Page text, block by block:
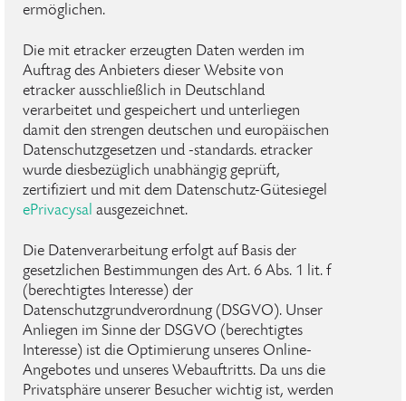
ermöglichen.
Die mit etracker erzeugten Daten werden im
Auftrag des Anbieters dieser Website von
etracker ausschließlich in Deutschland
verarbeitet und gespeichert und unterliegen
damit den strengen deutschen und europäischen
Datenschutzgesetzen und -standards. etracker
wurde diesbezüglich unabhängig geprüft,
zertifiziert und mit dem Datenschutz-Gütesiegel
ePrivacysal ausgezeichnet.
Die Datenverarbeitung erfolgt auf Basis der
gesetzlichen Bestimmungen des Art. 6 Abs. 1 lit. f
(berechtigtes Interesse) der
Datenschutzgrundverordnung (DSGVO). Unser
Anliegen im Sinne der DSGVO (berechtigtes
Interesse) ist die Optimierung unseres Online-
Angebotes und unseres Webauftritts. Da uns die
Privatsphäre unserer Besucher wichtig ist, werden